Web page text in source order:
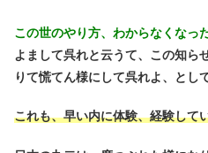
この世のやり方、わからなくなった
よまして呉れと云うて、この知ら
りて慌てん様にして呉れよ、とし
これも、早い内に体験、経験して